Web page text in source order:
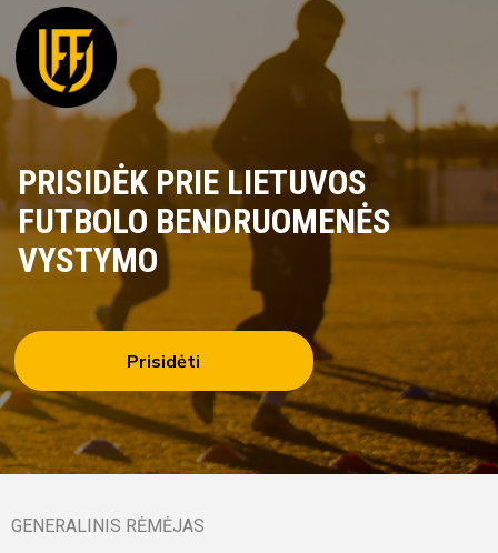
PRISIDĖK PRIE LIETUVOS
FUTBOLO BENDRUOMENĖS
VYSTYMO
Prisidėti
GENERALINIS RĖMĖJAS